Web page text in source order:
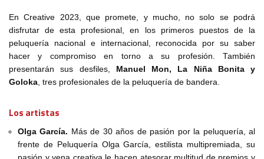
En Creative 2023, que promete, y mucho, no solo se podrá
disfrutar de esta profesional, en los primeros puestos de la
peluquería nacional e internacional, reconocida por su saber
hacer y compromiso en torno a su profesión. También
presentarán sus desfiles, Manuel Mon, La Niña Bonita y
Goloka , tres profesionales de la peluquería de bandera.
Los artistas
Olga García. Más de 30 años de pasión por la peluquería, al
frente de Peluquería Olga García, estilista multipremiada, su